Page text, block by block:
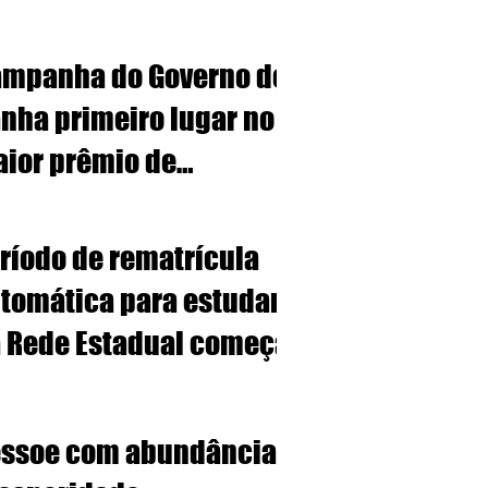
do Governo de MT
primeiro lugar no
prêmio de
de rematrícula
para estudantes
Estadual começa na
com abundância,